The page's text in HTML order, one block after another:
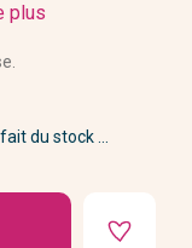
plus
du stock ...